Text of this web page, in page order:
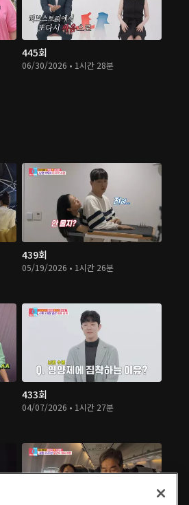
445회
06/30/2026 • 1시간 28분
439회
05/19/2026 • 1시간 26분
433회
04/07/2026 • 1시간 27분